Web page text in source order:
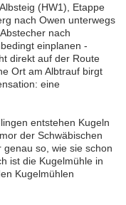
(HW1), Etappe
nach Owen unterwegs
nach
einplanen -
direkt auf der Route
Ort am Albtrauf birgt
eine
entstehen Kugeln
der Schwäbischen
genau so, wie sie schon
ist die Kugelmühle in
Kugelmühlen